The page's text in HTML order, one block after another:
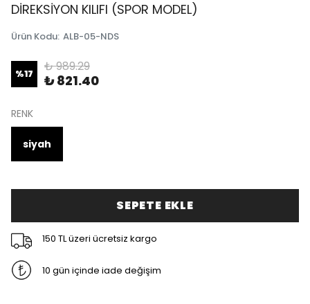
DİREKSİYON KILIFI (SPOR MODEL)
Ürün Kodu: ALB-05-NDS
%17 ₺ 989.29
₺ 821.40
RENK
siyah
SEPETE EKLE
150 TL üzeri ücretsiz kargo
10 gün içinde iade değişim